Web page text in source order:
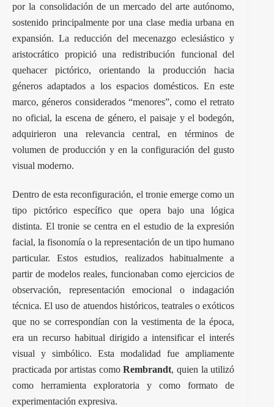
por la consolidación de un mercado del arte autónomo,
sostenido principalmente por una clase media urbana en
expansión. La reducción del mecenazgo eclesiástico y
aristocrático propició una redistribución funcional del
quehacer pictórico, orientando la producción hacia
géneros adaptados a los espacios domésticos. En este
marco, géneros considerados “menores”, como el retrato
no oficial, la escena de género, el paisaje y el bodegón,
adquirieron una relevancia central, en términos de
volumen de producción y en la configuración del gusto
visual moderno.
Dentro de esta reconfiguración, el tronie emerge como un
tipo pictórico específico que opera bajo una lógica
distinta. El tronie se centra en el estudio de la expresión
facial, la fisonomía o la representación de un tipo humano
particular. Estos estudios, realizados habitualmente a
partir de modelos reales, funcionaban como ejercicios de
observación, representación emocional o indagación
técnica. El uso de atuendos históricos, teatrales o exóticos
que no se correspondían con la vestimenta de la época,
era un recurso habitual dirigido a intensificar el interés
visual y simbólico. Esta modalidad fue ampliamente
practicada por artistas comoRembrandt, quien la utilizó
como herramienta exploratoria y como formato de
experimentación expresiva.